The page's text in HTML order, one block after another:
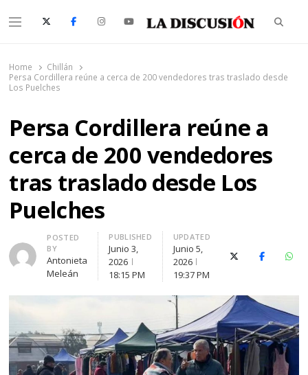
Menu
Home
Chillán
Persa Cordillera reúne a cerca de 200 vendedores tras traslado desde
Los Puelches
Persa Cordillera reúne a
cerca de 200 vendedores
tras traslado desde Los
Puelches
Author
POSTED
BY
Antonieta
Meleán
PUBLISHED
Junio 3,
2026
18:15 PM
UPDATED
Junio 5,
2026
19:37 PM
X (Twitter)Facebook